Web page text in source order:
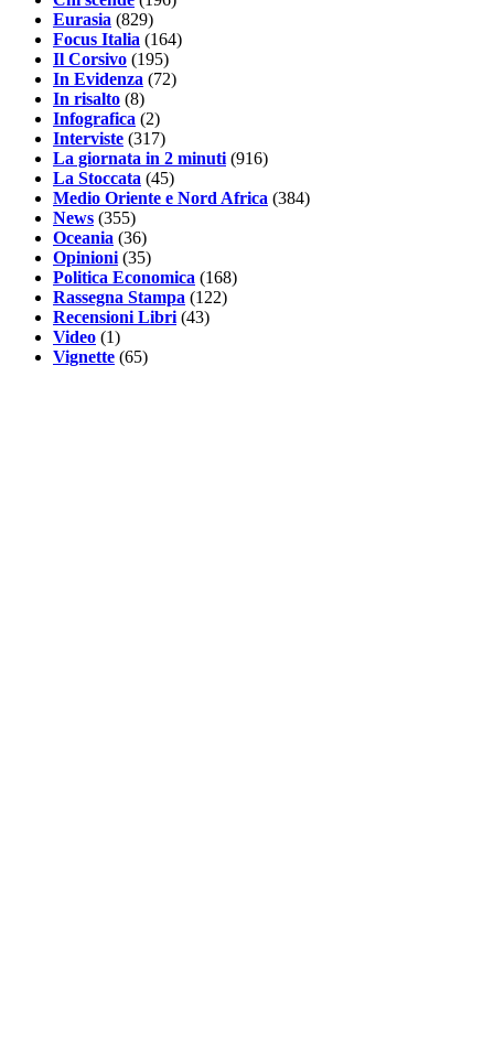
Eurasia (829)
Focus Italia (164)
Il Corsivo (195)
In Evidenza (72)
In risalto (8)
Infografica (2)
Interviste (317)
La giornata in 2 minuti (916)
La Stoccata (45)
Medio Oriente e Nord Africa (384)
News (355)
Oceania (36)
Opinioni (35)
Politica Economica (168)
Rassegna Stampa (122)
Recensioni Libri (43)
Video (1)
Vignette (65)